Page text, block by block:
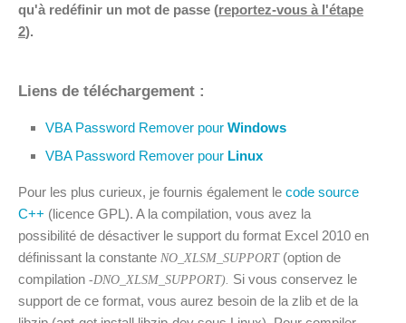
qu'à redéfinir un mot de passe (reportez-vous à l'étape
2).
Liens de téléchargement :
VBA Password Remover pour Windows
VBA Password Remover pour Linux
Pour les plus curieux, je fournis également le code source
C++ (licence GPL). A la compilation, vous avez la
possibilité de désactiver le support du format Excel 2010 en
définissant la constante NO_XLSM_SUPPORT(option de
compilation -DNO_XLSM_SUPPORT). Si vous conservez le
support de ce format, vous aurez besoin de la zlib et de la